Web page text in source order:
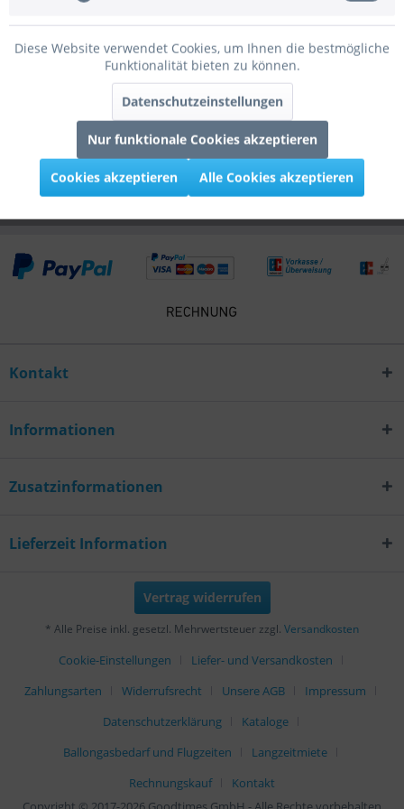
Bewertungen
0
Bewertungen lesen, schreiben und diskutieren...mehr
Infos zum Hersteller
Folgende Infos zum Hersteller sind verfübar......mehr
Kunden kauften auch
Kontakt
Informationen
Zusatzinformationen
Lieferzeit Information
Vertrag widerrufen
* Alle Preise inkl. gesetzl. Mehrwertsteuer zzgl. Versandkosten
Cookie-Einstellungen
Liefer- und Versandkosten
Zahlungsarten
Widerrufsrecht Unsere AGB
Impressum
Datenschutzerklärung
Kataloge
Ballongasbedarf und Flugzeiten
Langzeitmiete
Rechnungskauf
Kontakt
Diese Website verwendet Cookies, um Ihnen die bestmögliche
Funktionalität bieten zu können.
Datenschutzeinstellungen
Nur funktionale Cookies akzeptieren
Cookies akzeptieren Alle Cookies akzeptieren